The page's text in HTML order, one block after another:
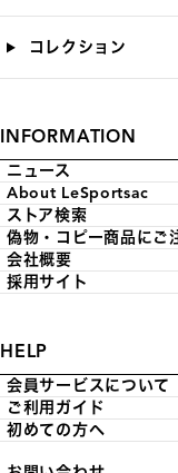
コレクション
INFORMATION
ニュース
About LeSportsac
ストア検索
偽物・コピー商品にご
会社概要
採用サイト
HELP
会員サービスについて
ご利用ガイド
初めての方へ